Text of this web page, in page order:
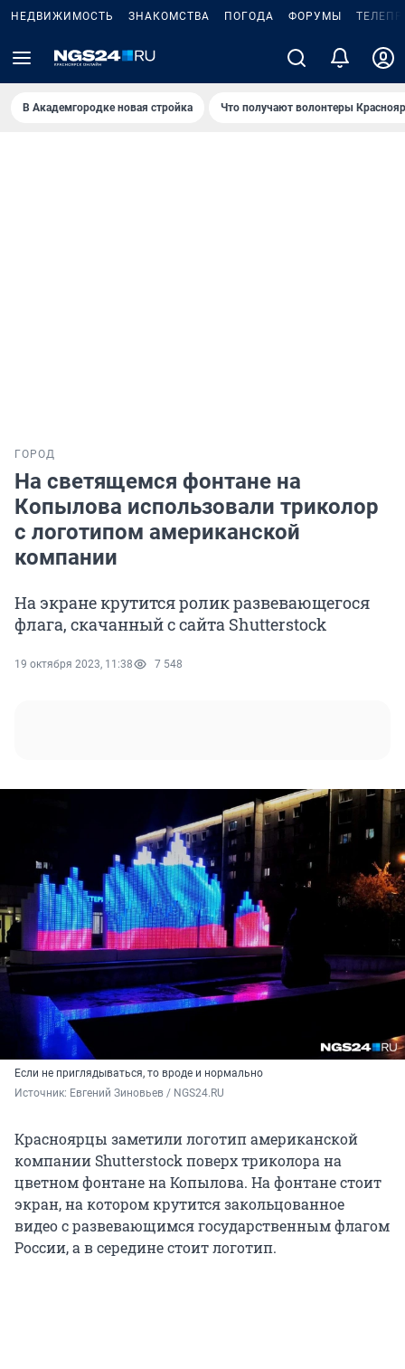
НЕДВИЖИМОСТЬ ЗНАКОМСТВА ПОГОДА ФОРУМЫ
В Академгородке новая стройка Что получают волонтеры
ГОРОД
На светящемся фонтане на
Копылова использовали триколор
с логотипом американской
компании
На экране крутится ролик развевающегося
флага, скачанный с сайта Shutterstock
19 октября 2023, 11:38 7 548
Если не приглядываться, то вроде и нормально
Источник: Евгений Зиновьев / NGS24.RU
Красноярцы заметили логотип американской
компании Shutterstock поверх триколора на
цветном фонтане на Копылова. На фонтане стоит
экран, на котором крутится закольцованное
видео с развевающимся государственным флагом
России, а в середине стоит логотип.